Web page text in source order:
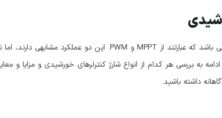
به بررسی هر کدام از انواع شارژ کنترلرهای خورشیدی و مزایا و
داشته باشید.